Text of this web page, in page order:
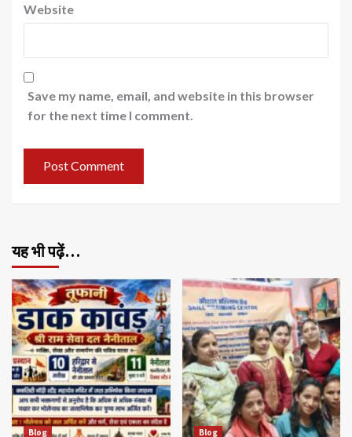
Website
Save my name, email, and website in this browser
for the next time I comment.
यह भी पढ़ें…
Blog Blog